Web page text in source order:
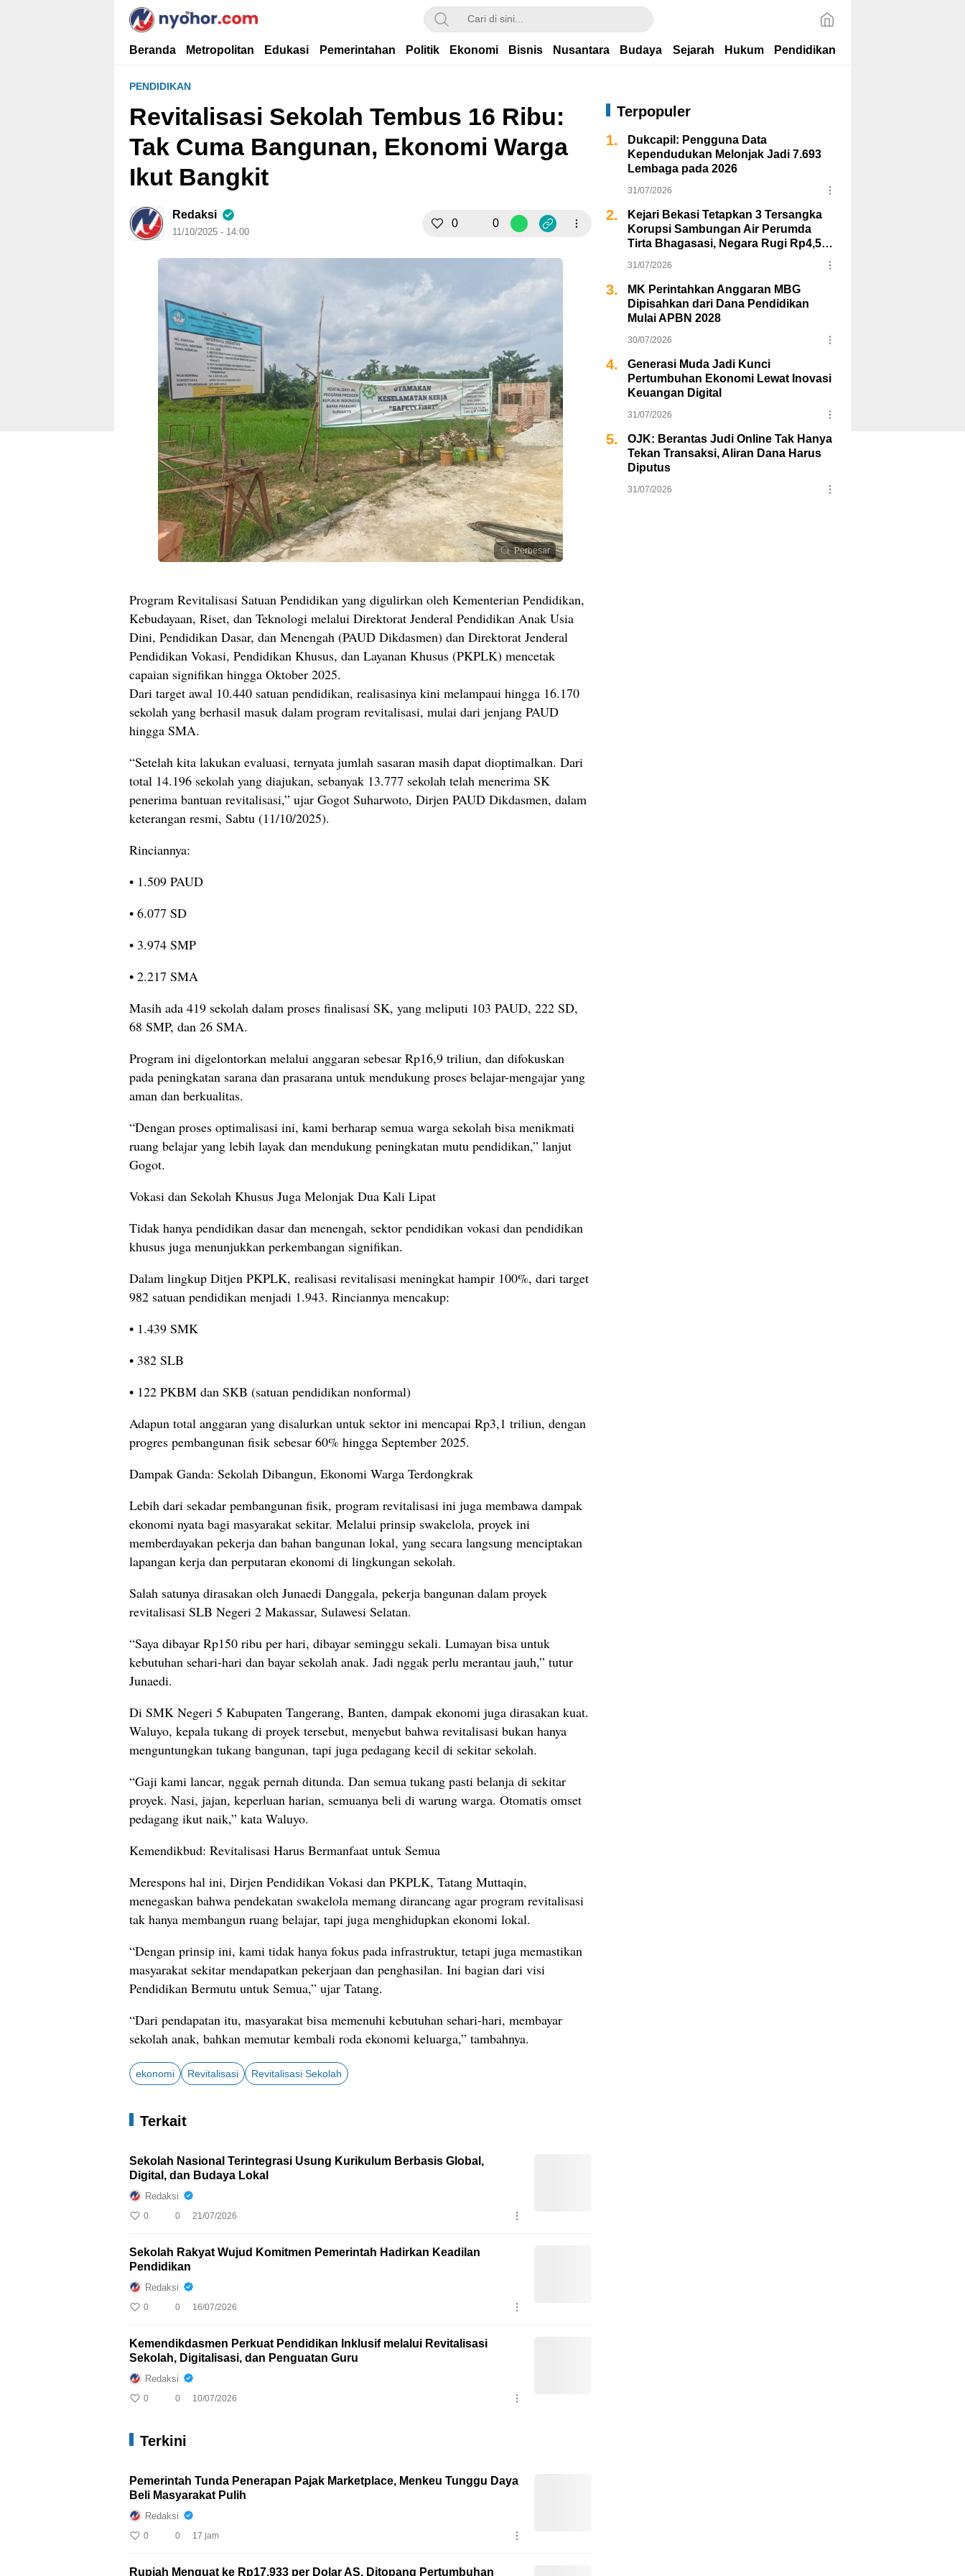
Nyohor.com
Media Informasi Ternyohor
Beranda Metropolitan Edukasi Pemerintahan Politik Ekonomi Bisnis Nusantara Budaya Sejarah Hukum Pendidikan
PENDIDIKAN
Revitalisasi Sekolah Tembus 16 Ribu:
Tak Cuma Bangunan, Ekonomi Warga
Ikut Bangkit
Redaksi
11/10/2025 - 14:00
0 0
Perbesar
Program Revitalisasi Satuan Pendidikan yang digulirkan oleh Kementerian Pendidikan,
Kebudayaan, Riset, dan Teknologi melalui Direktorat Jenderal Pendidikan Anak Usia
Dini, Pendidikan Dasar, dan Menengah (PAUD Dikdasmen) dan Direktorat Jenderal
Pendidikan Vokasi, Pendidikan Khusus, dan Layanan Khusus (PKPLK) mencetak
capaian signifikan hingga Oktober 2025.
Dari target awal 10.440 satuan pendidikan, realisasinya kini melampaui hingga 16.170
sekolah yang berhasil masuk dalam program revitalisasi, mulai dari jenjang PAUD
hingga SMA.
“Setelah kita lakukan evaluasi, ternyata jumlah sasaran masih dapat dioptimalkan. Dari
total 14.196 sekolah yang diajukan, sebanyak 13.777 sekolah telah menerima SK
penerima bantuan revitalisasi,” ujar Gogot Suharwoto, Dirjen PAUD Dikdasmen, dalam
keterangan resmi, Sabtu (11/10/2025).
Rinciannya:
• 1.509 PAUD
• 6.077 SD
• 3.974 SMP
• 2.217 SMA
Masih ada 419 sekolah dalam proses finalisasi SK, yang meliputi 103 PAUD, 222 SD,
68 SMP, dan 26 SMA.
Program ini digelontorkan melalui anggaran sebesar Rp16,9 triliun, dan difokuskan
pada peningkatan sarana dan prasarana untuk mendukung proses belajar-mengajar yang
aman dan berkualitas.
“Dengan proses optimalisasi ini, kami berharap semua warga sekolah bisa menikmati
ruang belajar yang lebih layak dan mendukung peningkatan mutu pendidikan,” lanjut
Gogot.
Vokasi dan Sekolah Khusus Juga Melonjak Dua Kali Lipat
Tidak hanya pendidikan dasar dan menengah, sektor pendidikan vokasi dan pendidikan
khusus juga menunjukkan perkembangan signifikan.
Dalam lingkup Ditjen PKPLK, realisasi revitalisasi meningkat hampir 100%, dari target
982 satuan pendidikan menjadi 1.943. Rinciannya mencakup:
• 1.439 SMK
• 382 SLB
• 122 PKBM dan SKB (satuan pendidikan nonformal)
Adapun total anggaran yang disalurkan untuk sektor ini mencapai Rp3,1 triliun, dengan
progres pembangunan fisik sebesar 60% hingga September 2025.
Dampak Ganda: Sekolah Dibangun, Ekonomi Warga Terdongkrak
Lebih dari sekadar pembangunan fisik, program revitalisasi ini juga membawa dampak
ekonomi nyata bagi masyarakat sekitar. Melalui prinsip swakelola, proyek ini
memberdayakan pekerja dan bahan bangunan lokal, yang secara langsung menciptakan
lapangan kerja dan perputaran ekonomi di lingkungan sekolah.
Salah satunya dirasakan oleh Junaedi Danggala, pekerja bangunan dalam proyek
revitalisasi SLB Negeri 2 Makassar, Sulawesi Selatan.
“Saya dibayar Rp150 ribu per hari, dibayar seminggu sekali. Lumayan bisa untuk
kebutuhan sehari-hari dan bayar sekolah anak. Jadi nggak perlu merantau jauh,” tutur
Junaedi.
Di SMK Negeri 5 Kabupaten Tangerang, Banten, dampak ekonomi juga dirasakan kuat.
Waluyo, kepala tukang di proyek tersebut, menyebut bahwa revitalisasi bukan hanya
menguntungkan tukang bangunan, tapi juga pedagang kecil di sekitar sekolah.
“Gaji kami lancar, nggak pernah ditunda. Dan semua tukang pasti belanja di sekitar
proyek. Nasi, jajan, keperluan harian, semuanya beli di warung warga. Otomatis omset
pedagang ikut naik,” kata Waluyo.
Kemendikbud: Revitalisasi Harus Bermanfaat untuk Semua
Merespons hal ini, Dirjen Pendidikan Vokasi dan PKPLK, Tatang Muttaqin,
menegaskan bahwa pendekatan swakelola memang dirancang agar program revitalisasi
tak hanya membangun ruang belajar, tapi juga menghidupkan ekonomi lokal.
“Dengan prinsip ini, kami tidak hanya fokus pada infrastruktur, tetapi juga memastikan
masyarakat sekitar mendapatkan pekerjaan dan penghasilan. Ini bagian dari visi
Pendidikan Bermutu untuk Semua,” ujar Tatang.
“Dari pendapatan itu, masyarakat bisa memenuhi kebutuhan sehari-hari, membayar
sekolah anak, bahkan memutar kembali roda ekonomi keluarga,” tambahnya.
ekonomi Revitalisasi Revitalisasi Sekolah
Terkait
Sekolah Nasional Terintegrasi Usung Kurikulum Berbasis Global,
Digital, dan Budaya Lokal
Redaksi
0 0 21/07/2026
Sekolah Rakyat Wujud Komitmen Pemerintah Hadirkan Keadilan
Pendidikan
Redaksi
0 0 16/07/2026
Kemendikdasmen Perkuat Pendidikan Inklusif melalui Revitalisasi
Sekolah, Digitalisasi, dan Penguatan Guru
Redaksi
0 0 10/07/2026
Terkini
Pemerintah Tunda Penerapan Pajak Marketplace, Menkeu Tunggu Daya
Beli Masyarakat Pulih
Redaksi
0 0 17 jam
Rupiah Menguat ke Rp17.933 per Dolar AS, Ditopang Pertumbuhan
Terpopuler
1.
Dukcapil: Pengguna Data
Kependudukan Melonjak Jadi 7.693
Lembaga pada 2026
31/07/2026
2.
Kejari Bekasi Tetapkan 3 Tersangka
Korupsi Sambungan Air Perumda
Tirta Bhagasasi, Negara Rugi Rp4,5
31/07/2026
3.
MK Perintahkan Anggaran MBG
Dipisahkan dari Dana Pendidikan
Mulai APBN 2028
30/07/2026
4.
Generasi Muda Jadi Kunci
Pertumbuhan Ekonomi Lewat Inovasi
Keuangan Digital
31/07/2026
5.
OJK: Berantas Judi Online Tak Hanya
Tekan Transaksi, Aliran Dana Harus
Diputus
31/07/2026